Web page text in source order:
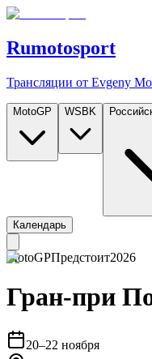
Rumotosport
Трансляции от Evgeny
MotoGP WSBK
Календарь
MotoGPПредстоит2026
Гран-при
20–22 ноября